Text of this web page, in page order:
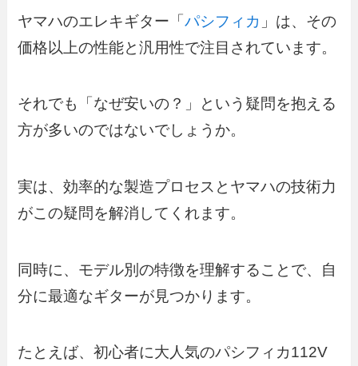
ヤマハのエレキギター「パシフィカ 」は、その
価格以上の性能と汎用性で注目されています。
それでも「なぜ安いの？」という疑問を抱える
方が多いのではないでしょうか。
実は、効率的な製造プロセスとヤマハの技術力
がこの疑問を解消してくれます。
同時に、モデル別の特徴を理解することで、自
分に最適なギターが見つかります。
たとえば、初心者に大人気のパシフィカ112V